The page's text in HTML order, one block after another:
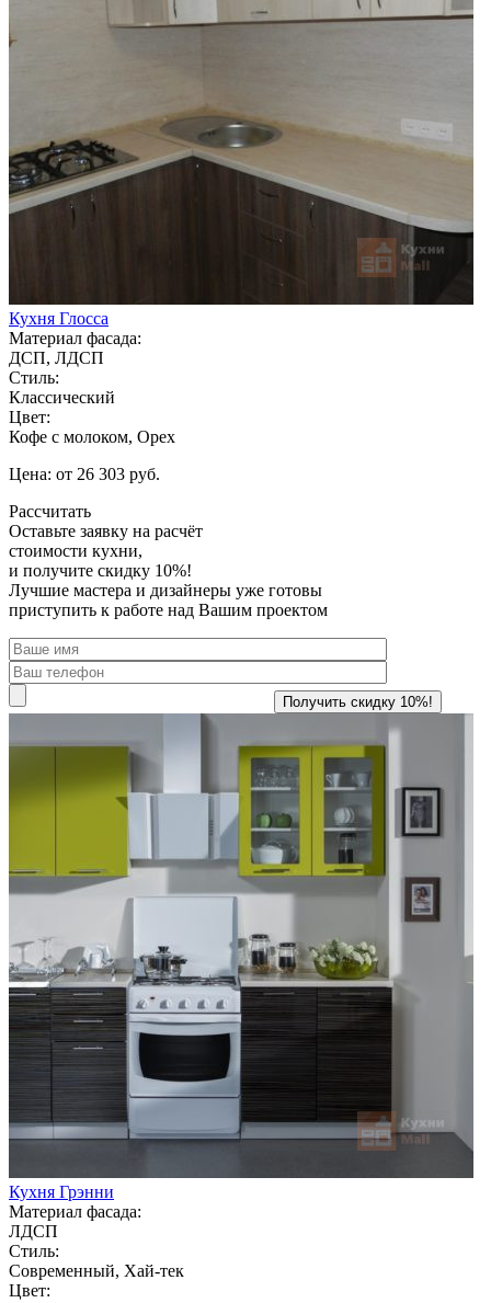
Кухня Глосса
Материал фасада:
ДСП, ЛДСП
Стиль:
Классический
Цвет:
Кофе с молоком, Орех
Цена: от 26 303 руб.
Рассчитать
Оставьте заявку на расчёт
стоимости кухни,
и получите скидку 10%!
Лучшие мастера и дизайнеры уже готовы
приступить к работе над Вашим проектом
Кухня Грэнни
Материал фасада:
ЛДСП
Стиль:
Современный, Хай-тек
Цвет: